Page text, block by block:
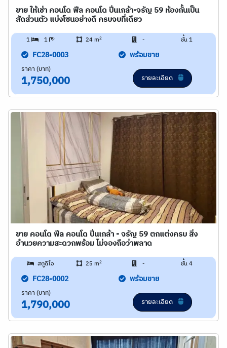
ขาย ให้เช่า คอนโด ฟีล คอนโด ปิ่นเกล้า-จรัญ 59 ห้องกั้นเป็น
สัดส่วนตัว แบ่งโซนอย่างดี ครบจบที่เดียว
1 1 24 m2 - ชั้น 1
FC28-0003 พร้อมขาย
ราคา (บาท)
1,750,000 รายละเอียด
ขาย คอนโด ฟีล คอนโด ปิ่นเกล้า - จรัญ 59 ตกแต่งครบ สิ่ง
อำนวยความสะดวกพร้อม ไม่จองถือว่าพลาด
สตูดิโอ 25 m2 - ชั้น 4
FC28-0002 พร้อมขาย
ราคา (บาท)
1,790,000 รายละเอียด